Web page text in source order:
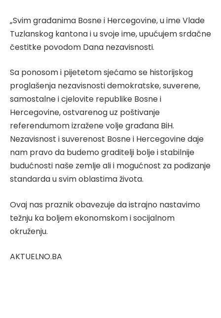
„Svim građanima Bosne i Hercegovine, u ime Vlade
Tuzlanskog kantona i u svoje ime, upućujem srdačne
čestitke povodom Dana nezavisnosti.
Sa ponosom i pijetetom sjećamo se historijskog
proglašenja nezavisnosti demokratske, suverene,
samostalne i cjelovite republike Bosne i
Hercegovine, ostvarenog uz poštivanje
referendumom izražene volje građana BiH.
Nezavisnost i suverenost Bosne i Hercegovine daje
nam pravo da budemo graditelji bolje i stabilnije
budućnosti naše zemlje ali i mogućnost za podizanje
standarda u svim oblastima života.
Ovaj nas praznik obavezuje da istrajno nastavimo
težnju ka boljem ekonomskom i socijalnom
okruženju.
AKTUELNO.BA